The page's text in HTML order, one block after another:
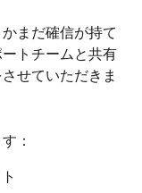
まだ確信が持て
トチームと共有
せていただきま
：